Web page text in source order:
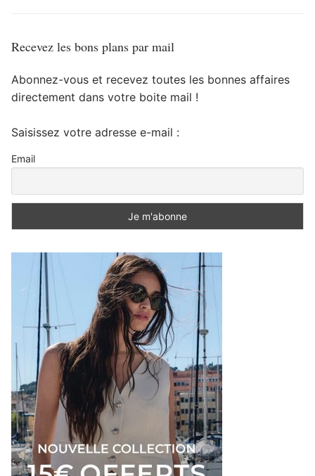
Recevez les bons plans par mail
Abonnez-vous et recevez toutes les bonnes affaires
directement dans votre boite mail !
Saisissez votre adresse e-mail :
Email